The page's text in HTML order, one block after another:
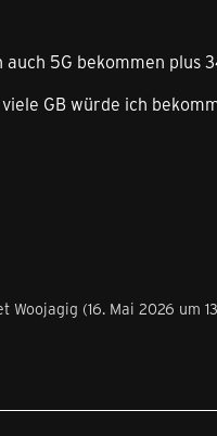
5G bekommen plus
GB würde ich
Woojagig (16. Mai 2026 um